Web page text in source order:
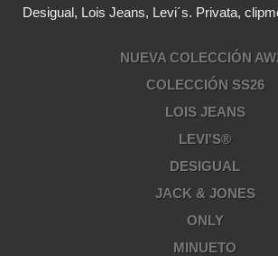
Desigual, Lois Jeans, Levi´s. Privata,
NUEVA COLECCIÓN
COLECCIÓN SS26
LOIS JEANS
LEVI'S®
DESIGUAL
JACK & JONES
ONLY
MINUETO